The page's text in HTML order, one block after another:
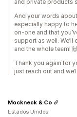
and private products
And your words
especially happy to
on-one and that
support as well.
and the whole team!
Thank you again for
just reach out and
Mockneck & Co
Estados Unidos